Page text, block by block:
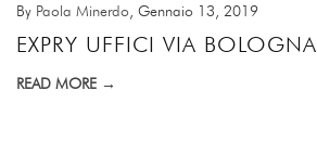
By Paola Minerdo , Gennaio 13, 2019
EXPRY UFFICI VIA BOLOGNA
READ MORE →